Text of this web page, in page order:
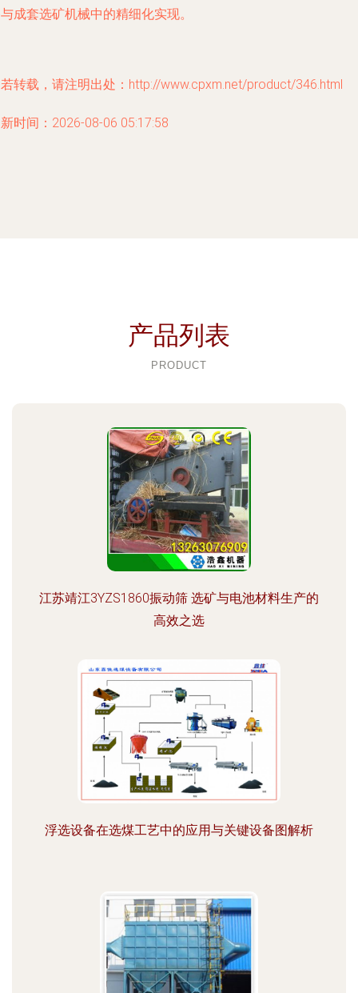
成套选矿机械中的精细化实现。
转载，请注明出处：http://www.cpxm.net/product/346.html
时间：2026-08-06 05:17:58
产品列表
PRODUCT
江苏靖江3YZS1860振动筛 选矿与电池材料生产的
高效之选
浮选设备在选煤工艺中的应用与关键设备图解析